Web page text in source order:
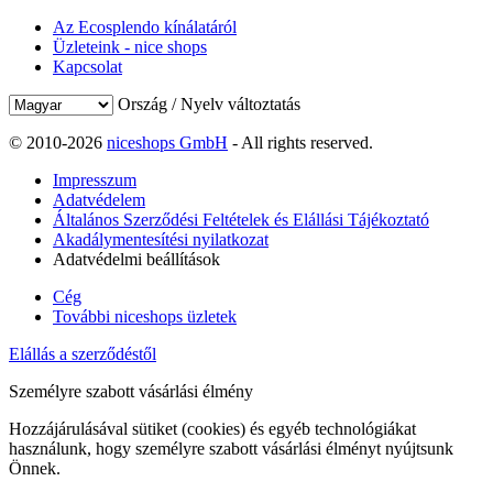
Az Ecosplendo kínálatáról
Üzleteink - nice shops
Kapcsolat
Ország / Nyelv változtatás
© 2010-2026 niceshops GmbH - All rights reserved.
Impresszum
Adatvédelem
Általános Szerződési Feltételek és Elállási Tájékoztató
Akadálymentesítési nyilatkozat
Adatvédelmi beállítások
Cég
További niceshops üzletek
Elállás a szerződéstől
Személyre szabott vásárlási élmény
Hozzájárulásával sütiket (cookies) és egyéb technológiákat
használunk, hogy személyre szabott vásárlási élményt nyújtsunk
Önnek.